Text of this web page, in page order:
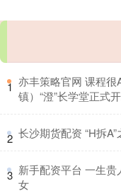
1 亦丰策略官网 课程
镇）“澄”长学堂正式
2 长沙期货配资 “H拆
3 新手配资平台 一生
女